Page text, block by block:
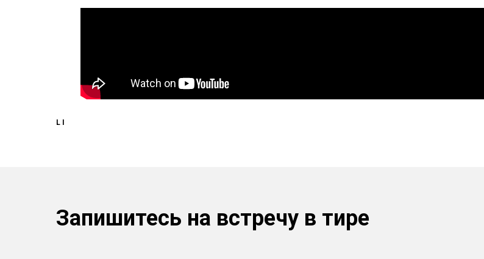
LI
Запишитесь на встречу в тире